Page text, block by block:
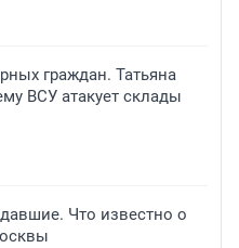
граждан. Татьяна
ВСУ атакует склады
Что известно о